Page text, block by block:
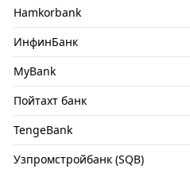
Hamkorbank
ИнфинБанк
MyBank
Пойтахт банк
TengeBank
Узпромстройбанк (SQB)